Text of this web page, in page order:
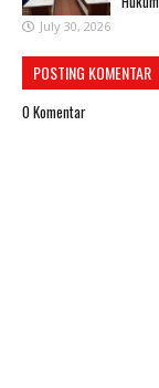
July 30, 2026
POSTING KOMENTAR
0 Komentar